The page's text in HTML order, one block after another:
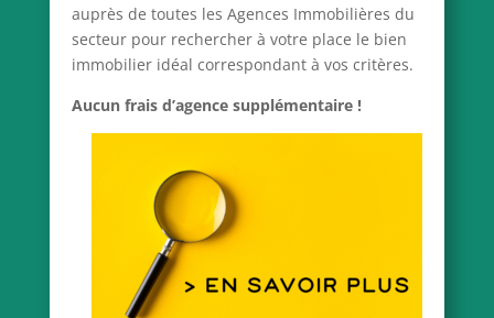
auprès de toutes les Agences Immobilières du
secteur pour rechercher à votre place le bien
immobilier idéal correspondant à vos critères.
Aucun frais d’agence supplémentaire !